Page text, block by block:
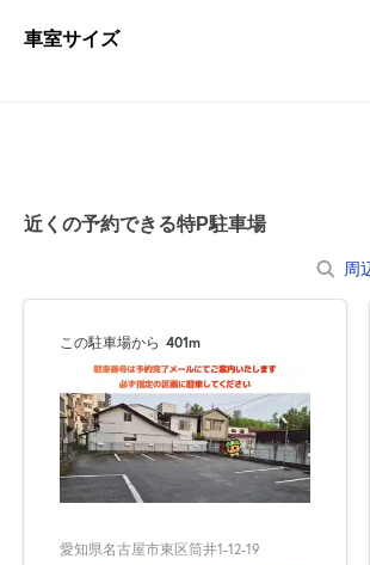
車室サイズ
近くの予約できる特P駐車場
周
この駐車場から 401m
愛知県名古屋市東区筒井1-12-19